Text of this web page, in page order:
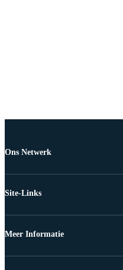
Ons Netwerk
Site-Links
Meer Informatie